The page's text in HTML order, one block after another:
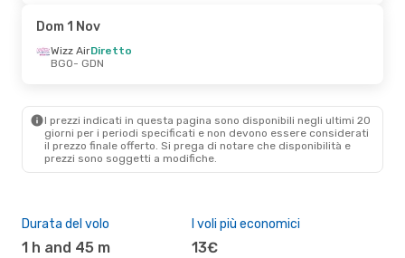
Wizz AirDiretto
BGO - GDN
1 Scalo
Dom 1 Nov
Wizz AirDiretto
BGO- GDN
I prezzi indicati in questa pagina sono disponibili negli ultimi 20
giorni per i periodi specificati e non devono essere considerati
il ​​prezzo finale offerto. Si prega di notare che disponibilità e
prezzi sono soggetti a modifiche.
Durata del volo
1 h and 45 m
I voli più economici
13€